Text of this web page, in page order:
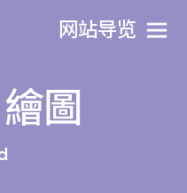
网站导览
圖